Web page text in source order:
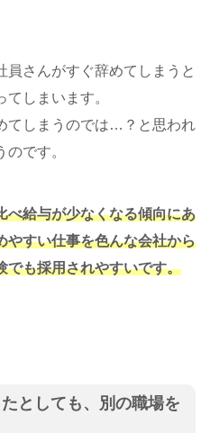
さんがすぐ辞めてしまうと
しまいます。
てしまうのでは…？と思われ
です。
べ給与が少なくなる傾向にあ
やすい仕事を色んな会社から
でも採用されやすいです。
としても、別の職場を